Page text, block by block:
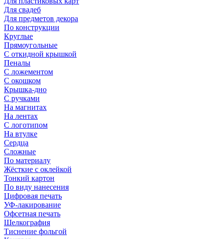
Для свадеб
Для предметов декора
По конструкции
Круглые
Прямоугольные
С откидной крышкой
Пеналы
С ложементом
С окошком
Крышка-дно
С ручками
На магнитах
На лентах
С логотипом
На втулке
Сердца
Сложные
По материалу
Жёсткие с оклейкой
Тонкий картон
По виду нанесения
Цифровая печать
УФ-лакирование
Офсетная печать
Шелкография
Тиснение фольгой